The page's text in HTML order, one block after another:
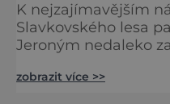
K nejzajímavějším
Slavkovského lesa
Jeroným nedaleko
středověku. Národní
zobrazit více >>